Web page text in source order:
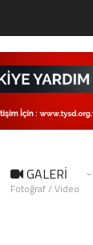
GALERİ
Fotoğraf / Video